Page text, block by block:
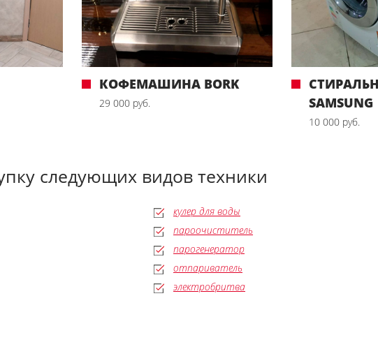
КОФЕМАШИНА BORK
29 000 руб.
SAMSUNG
10 000 руб.
следующих видов техники
кулер для воды
пароочиститель
парогенератор
отпариватель
электробритва